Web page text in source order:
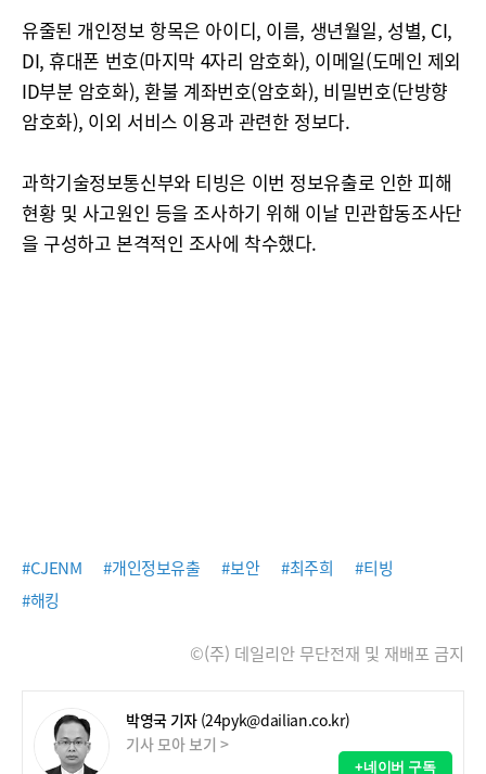
유줄된 개인정보 항목은 아이디, 이름, 생년월일, 성별, CI,
DI, 휴대폰 번호(마지막 4자리 암호화), 이메일(도메인 제외
ID부분 암호화), 환불 계좌번호(암호화), 비밀번호(단방향
암호화), 이외 서비스 이용과 관련한 정보다.
과학기술정보통신부와 티빙은 이번 정보유출로 인한 피해
현황 및 사고원인 등을 조사하기 위해 이날 민관합동조사단
을 구성하고 본격적인 조사에 착수했다.
#CJENM #개인정보유출 #보안 #최주희
#티빙
#해킹
©(주) 데일리안 무단전재 및 재배포 금지
박영국 기자 (24pyk@dailian.co.kr)
기사 모아 보기 >
+네이버 구독